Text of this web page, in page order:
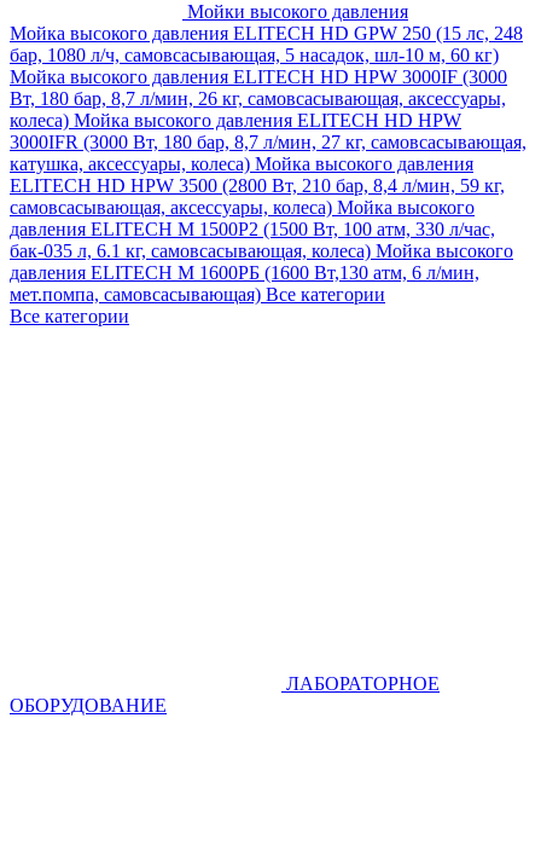
Мойки высокого давления
Мойка высокого давления ELITECH HD GPW 250 (15 лс, 248
бар, 1080 л/ч, самовсасывающая, 5 насадок, шл-10 м, 60 кг)
Мойка высокого давления ELITECH HD HPW 3000IF (3000
Вт, 180 бар, 8,7 л/мин, 26 кг, самовсасывающая, аксессуары,
колеса) Мойка высокого давления ELITECH HD HPW
3000IFR (3000 Вт, 180 бар, 8,7 л/мин, 27 кг, самовсасывающая,
катушка, аксессуары, колеса) Мойка высокого давления
ELITECH HD HPW 3500 (2800 Вт, 210 бар, 8,4 л/мин, 59 кг,
самовсасывающая, аксессуары, колеса) Мойка высокого
давления ELITECH M 1500P2 (1500 Вт, 100 атм, 330 л/час,
бак-035 л, 6.1 кг, самовсасывающая, колеса) Мойка высокого
давления ELITECH М 1600РБ (1600 Вт,130 атм, 6 л/мин,
мет.помпа, самовсасывающая) Все категории
Все категории
ЛАБОРАТОРНОЕ
ОБОРУДОВАНИЕ